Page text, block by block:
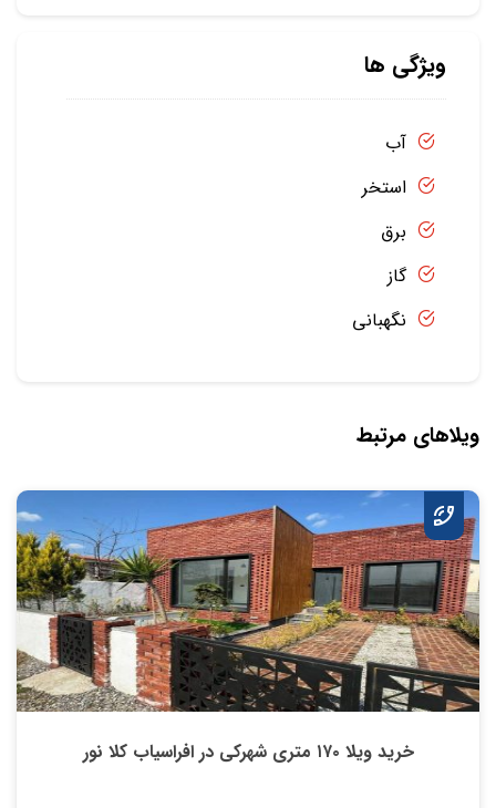
ویژگی ها
آب
استخر
برق
گاز
نگهبانی
ویلاهای مرتبط
خرید ویلا ۱۷۰ متری شهرکی در افراسیاب کلا نور